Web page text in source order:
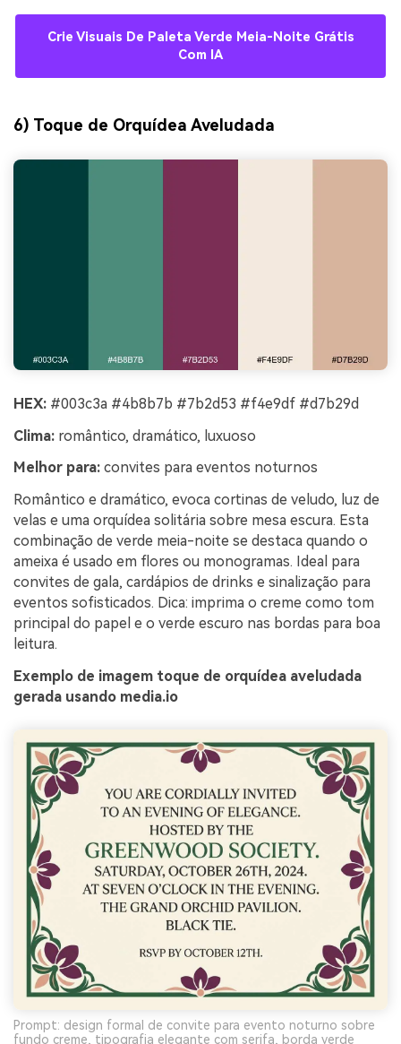
Crie Visuais De Paleta Verde Meia-Noite Grátis
Com IA
6) Toque de Orquídea Aveludada
HEX: #003c3a #4b8b7b #7b2d53 #f4e9df #d7b29d
Clima: romântico, dramático, luxuoso
Melhor para: convites para eventos noturnos
Romântico e dramático, evoca cortinas de veludo, luz de
velas e uma orquídea solitária sobre mesa escura. Esta
combinação de verde meia-noite se destaca quando o
ameixa é usado em flores ou monogramas. Ideal para
convites de gala, cardápios de drinks e sinalização para
eventos sofisticados. Dica: imprima o creme como tom
principal do papel e o verde escuro nas bordas para boa
leitura.
Exemplo de imagem toque de orquídea aveludada
gerada usando media.io
Prompt: design formal de convite para evento noturno sobre
fundo creme, tipografia elegante com serifa, borda verde